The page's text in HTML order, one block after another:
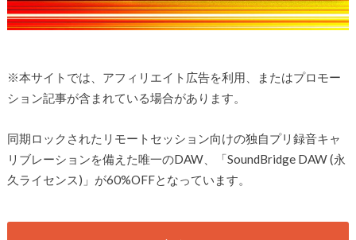
※本サイトでは、アフィリエイト広告を利用、またはプロモー
ション記事が含まれている場合があります。
同期ロックされたリモートセッション向けの独自プリ録音キャ
リブレーションを備えた唯一のDAW、「SoundBridge DAW (永
久ライセンス)」が60%OFFとなっています。